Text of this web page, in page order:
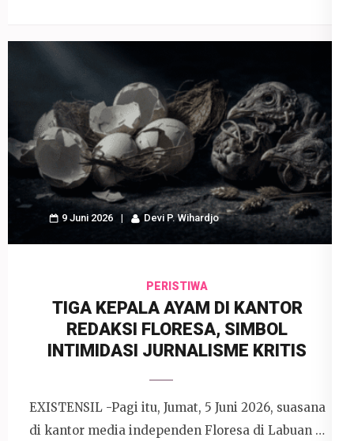
9 Juni 2026 Devi P. Wihardjo
PERISTIWA
TIGA KEPALA AYAM DI KANTOR
REDAKSI FLORESA, SIMBOL
INTIMIDASI JURNALISME KRITIS
EXISTENSIL -Pagi itu, Jumat, 5 Juni 2026, suasana
di kantor media independen Floresa di Labuan …